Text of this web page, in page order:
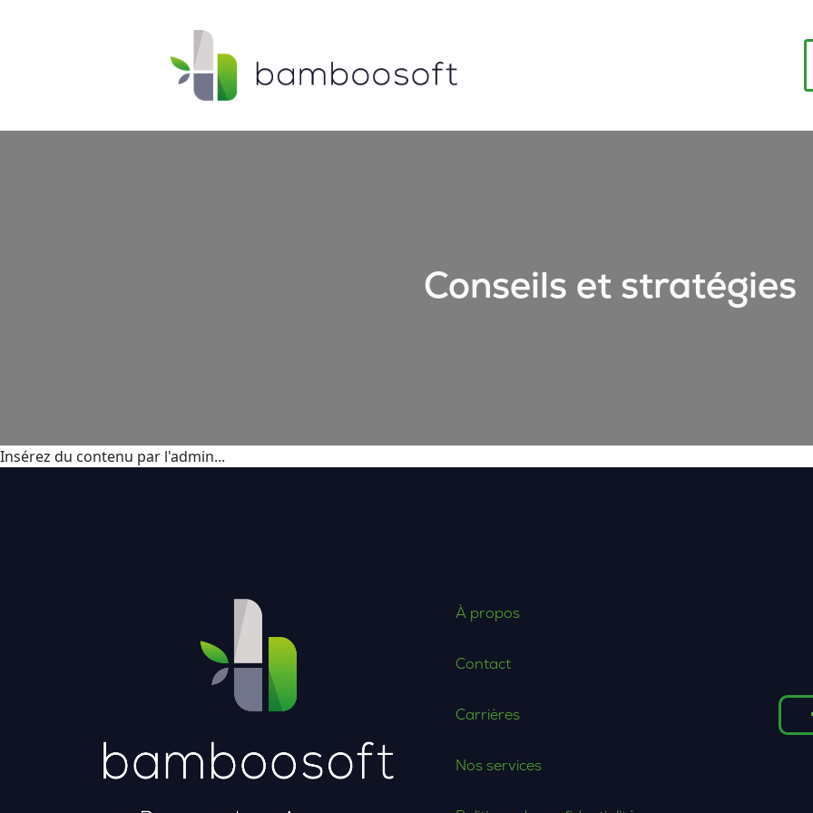
Conseils et stratégies
Insérez du contenu par l'admin...
À propos
Contact
Carrières
Nos services